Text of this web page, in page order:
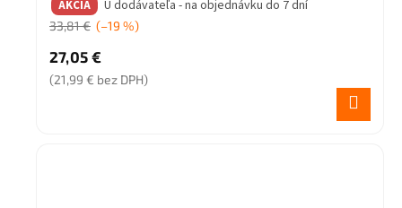
AKCIA U dodávateľa - na objednávku do 7 dní
33,81 € (–19 %)
27,05 €
(21,99 € bez DPH)